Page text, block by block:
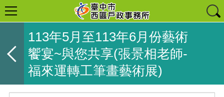
113年5月至113年6月份藝術
饗宴~與您共享(張景相老師-
福來運轉工筆畫藝術展)